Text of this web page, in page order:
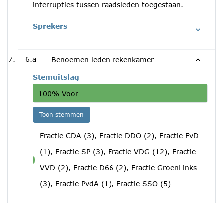
interrupties tussen raadsleden toegestaan.
Sprekers
6.a Benoemen leden rekenkamer
Stemuitslag
100% Voor
Toon stemmen
voor
Fractie CDA (3), Fractie DDO (2), Fractie FvD
(1), Fractie SP (3), Fractie VDG (12), Fractie
VVD (2), Fractie D66 (2), Fractie GroenLinks
(3), Fractie PvdA (1), Fractie SSO (5)